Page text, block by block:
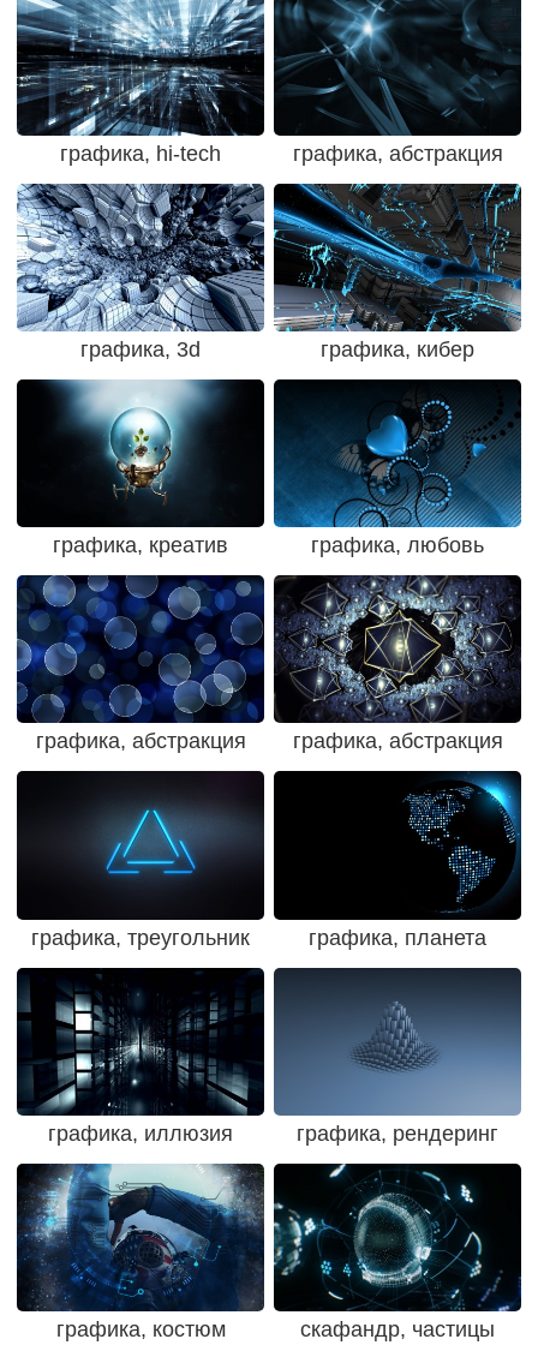
графика, hi-tech графика, абстракция
графика, 3d графика, кибер
графика, креатив графика, любовь
графика, абстракция графика, абстракция
графика, треугольник графика, планета
графика, иллюзия графика, рендеринг
графика, костюм скафандр, частицы